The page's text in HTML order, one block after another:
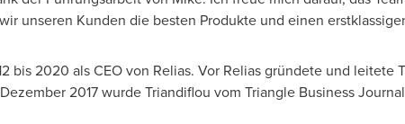
unseren Kunden die besten Produkte und einen
bis 2020 als CEOvon Relias. Vor Reliasgründete und leitete
2017 wurde Triandiflou vom Triangle Business